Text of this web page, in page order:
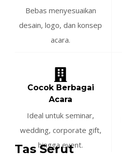
Bebas menyesuaikan
desain, logo, dan konsep
acara.
Cocok Berbagai
Acara
Ideal untuk seminar,
wedding, corporate gift,
hingga event.
Tas Serut